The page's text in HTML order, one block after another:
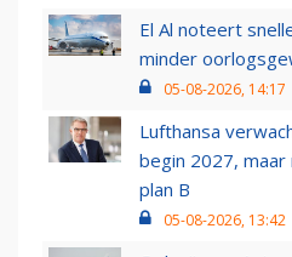
El Al noteert
minder
05-08-2026, 14:17
Lufthansa
begin 2027,
plan B
05-08-2026, 13:42